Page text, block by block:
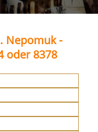
Nepomuk -
oder 8378